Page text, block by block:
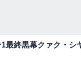
1最終黒幕クァク・